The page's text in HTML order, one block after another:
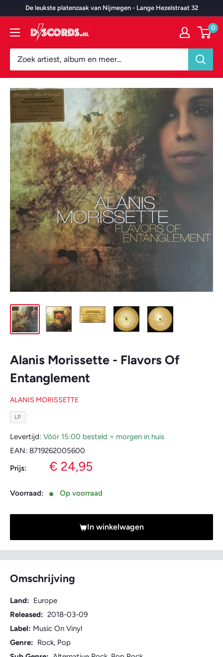
content
De leukste platenzaak van Nijmegen - Lange Hezelstraat 32
Discords.nl 0
Alanis Morissette - Flavors Of
Entanglement
ALANIS MORISSETTE
LP
Levertijd: Vóór 15:00 besteld = morgen in huis
EAN: 8719262005600
Prijs:
Verkoopprijs
€ 24,95
Voorraad: Op voorraad
In winkelwagen
Omschrijving
Land: Europe
Released: 2018-03-09
Label: Music On Vinyl
Genre: Rock, Pop